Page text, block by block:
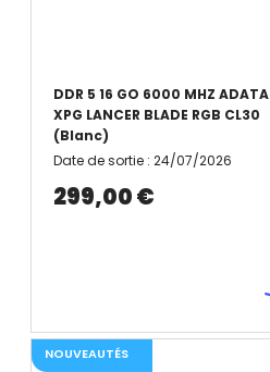
DDR 5 16 GO 6000 MHZ ADATA
XPG LANCER BLADE RGB CL30
(Blanc)
Date de sortie : 24/07/2026
299,00 €
NOUVEAUTÉS